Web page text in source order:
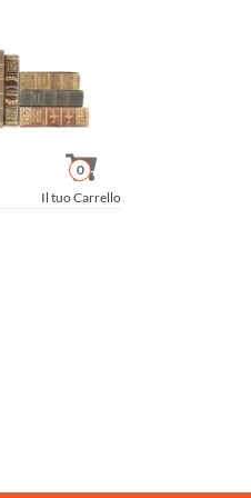
Il tuo Carrello
0